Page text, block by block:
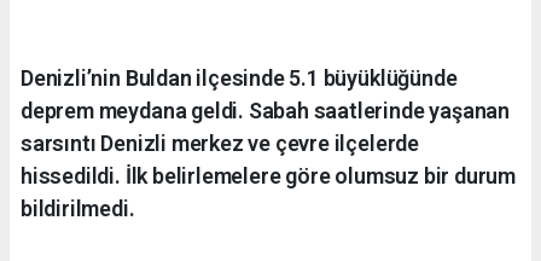
Denizli’nin Buldan ilçesinde 5.1 büyüklüğünde
deprem meydana geldi. Sabah saatlerinde yaşanan
sarsıntı Denizli merkez ve çevre ilçelerde
hissedildi. İlk belirlemelere göre olumsuz bir durum
bildirilmedi.